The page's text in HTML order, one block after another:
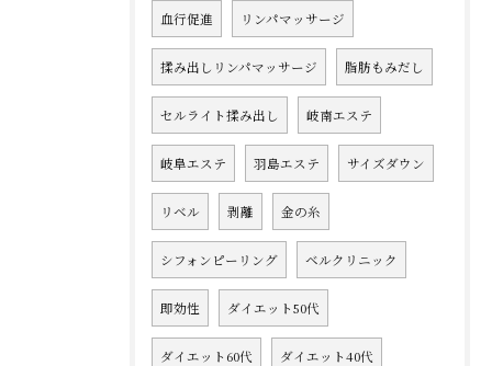
血行促進 リンパマッサージ
揉み出しリンパマッサージ 脂肪もみだし
セルライト揉み出し 岐南エステ
岐阜エステ 羽島エステ サイズダウン
リベル 剥離 金の糸
シフォンピーリング ベルクリニック
即効性 ダイエット50代
ダイエット60代 ダイエット40代